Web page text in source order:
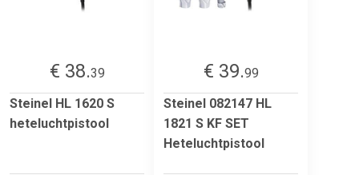
€ 38.39
Steinel HL 1620 S
heteluchtpistool
€ 39.99
Steinel 082147 HL
1821 S KF SET
Heteluchtpistool